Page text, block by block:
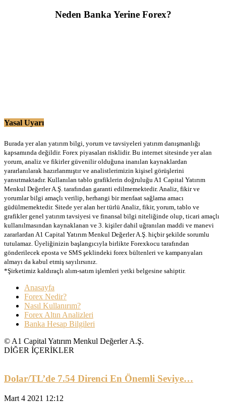
Neden Banka Yerine Forex?
Yasal Uyarı
Burada yer alan yatırım bilgi, yorum ve tavsiyeleri yatırım danışmanlığı
kapsamında değildir. Forex piyasaları risklidir. Bu internet sitesinde yer alan
yorum, analiz ve fikirler güvenilir olduğuna inanılan kaynaklardan
yararlanılarak hazırlanmıştır ve analistlerimizin kişisel görüşlerini
yansıtmaktadır. Kullanılan tablo grafiklerin doğruluğu A1 Capital Yatırım
Menkul Değerler A.Ş. tarafından garanti edilmemektedir. Analiz, fikir ve
yorumlar bilgi amaçlı verilip, herhangi bir menfaat sağlama amacı
güdülmemektedir. Sitede yer alan her türlü Analiz, fikir, yorum, tablo ve
grafikler genel yatırım tavsiyesi ve finansal bilgi niteliğinde olup, ticari amaçlı
kullanılmasından kaynaklanan ve 3. kişiler dahil uğranılan maddi ve manevi
zararlardan A1 Capital Yatırım Menkul Değerler A.Ş. hiçbir şekilde sorumlu
tutulamaz. Üyeliğinizin başlangıcıyla birlikte Forexkocu tarafından
gönderilecek eposta ve SMS şeklindeki forex bültenleri ve kampanyaları
almayı da kabul etmiş sayılırsınız.
*Şirketimiz kaldıraçlı alım-satım işlemleri yetki belgesine sahiptir.
Anasayfa
Forex Nedir?
Nasıl Kullanırım?
Forex Altın Analizleri
Banka Hesap Bilgileri
© A1 Capital Yatırım Menkul Değerler A.Ş.
DİĞER İÇERİKLER
Dolar/TL’de 7.54 Direnci En Önemli Seviye…
Mart 4 2021 12:12